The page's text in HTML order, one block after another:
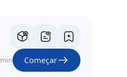
min Começar